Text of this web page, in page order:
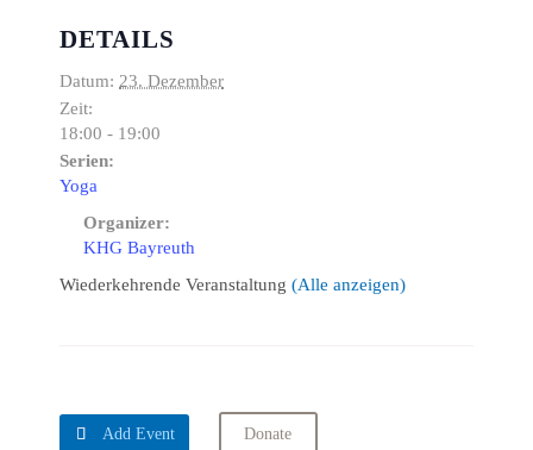
DETAILS
Datum: 23. Dezember
Zeit:
18:00 - 19:00
Serien:
Yoga
Organizer:
KHG Bayreuth
Wiederkehrende Veranstaltung (Alle anzeigen)
 Add Event Donate